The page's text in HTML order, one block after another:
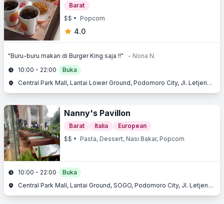
Barat
$$ • Popcorn
4.0
"Buru-buru makan di Burger King saja !!"
- Nona N.
10:00 - 22:00
Buka
Central Park Mall, Lantai Lower Ground, Podomoro City, Jl. Letjend. S. Parman Kav. 28, Slipi, Jakarta Barat, Jakarta
Nanny's Pavillon
Barat Italia
European
$$ • Pasta, Dessert, Nasi Bakar, Popcorn
10:00 - 22:00
Buka
Central Park Mall, Lantai Ground, SOGO, Podomoro City, Jl. Letjend. S. Parman Kav. 28, Slipi, Jakarta Barat, Jakarta